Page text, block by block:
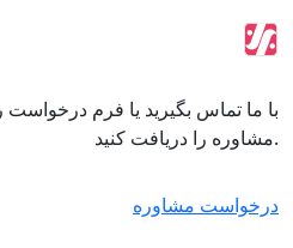
با ما تماس بگیرید یا فرم درخواست
مشاوره را دریافت کنید.
درخواست مشاوره